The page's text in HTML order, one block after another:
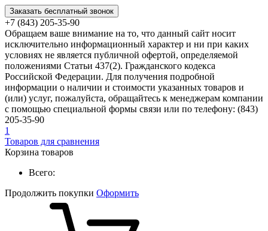
Заказать бесплатный звонок
+7 (843) 205-35-90
Обращаем ваше внимание на то, что данный сайт носит
исключительно информационный характер и ни при каких
условиях не является публичной офертой, определяемой
положениями Статьи 437(2). Гражданского кодекса
Российской Федерации. Для получения подробной
информации о наличии и стоимости указанных товаров и
(или) услуг, пожалуйста, обращайтесь к менеджерам компании
с помощью специальной формы связи или по телефону: (843)
205-35-90
1
Товаров для сравнения
Корзина товаров
Всего:
Продолжить покупки Оформить